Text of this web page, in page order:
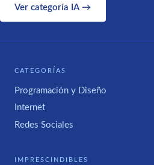
Ver categoría IA →
CATEGORÍAS
Programación y Diseño
Internet
Redes Sociales
IMPRESCINDIBLES